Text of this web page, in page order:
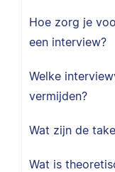
Hoe zorg je
een interview?
Welke
vermijden?
Wat zijn de
Wat is